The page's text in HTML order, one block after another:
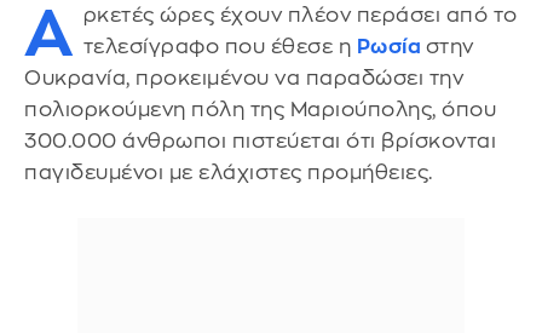
Α ρκετές ώρες έχουν πλέον περάσει από το
τελεσίγραφο που έθεσε η Ρωσία στην
Ουκρανία, προκειμένου να παραδώσει την
πολιορκούμενη πόλη της Μαριούπολης, όπου
300.000 άνθρωποι πιστεύεται ότι βρίσκονται
παγιδευμένοι με ελάχιστες προμήθειες.